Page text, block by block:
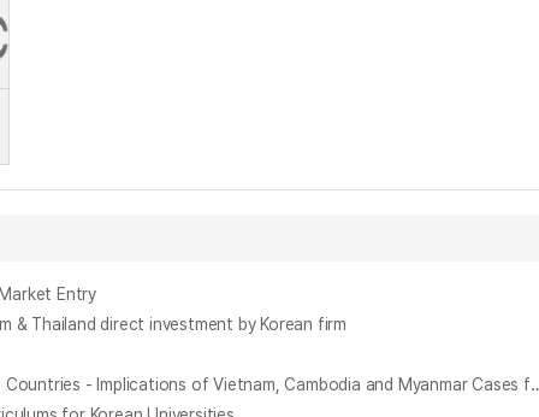
Market Entry
& Thailand direct investment by Korean firm
체제전환국 전력 산업 개발연구 - 베트남, 캄보디아, 미얀마 사례와 북한에 대한 함의 -